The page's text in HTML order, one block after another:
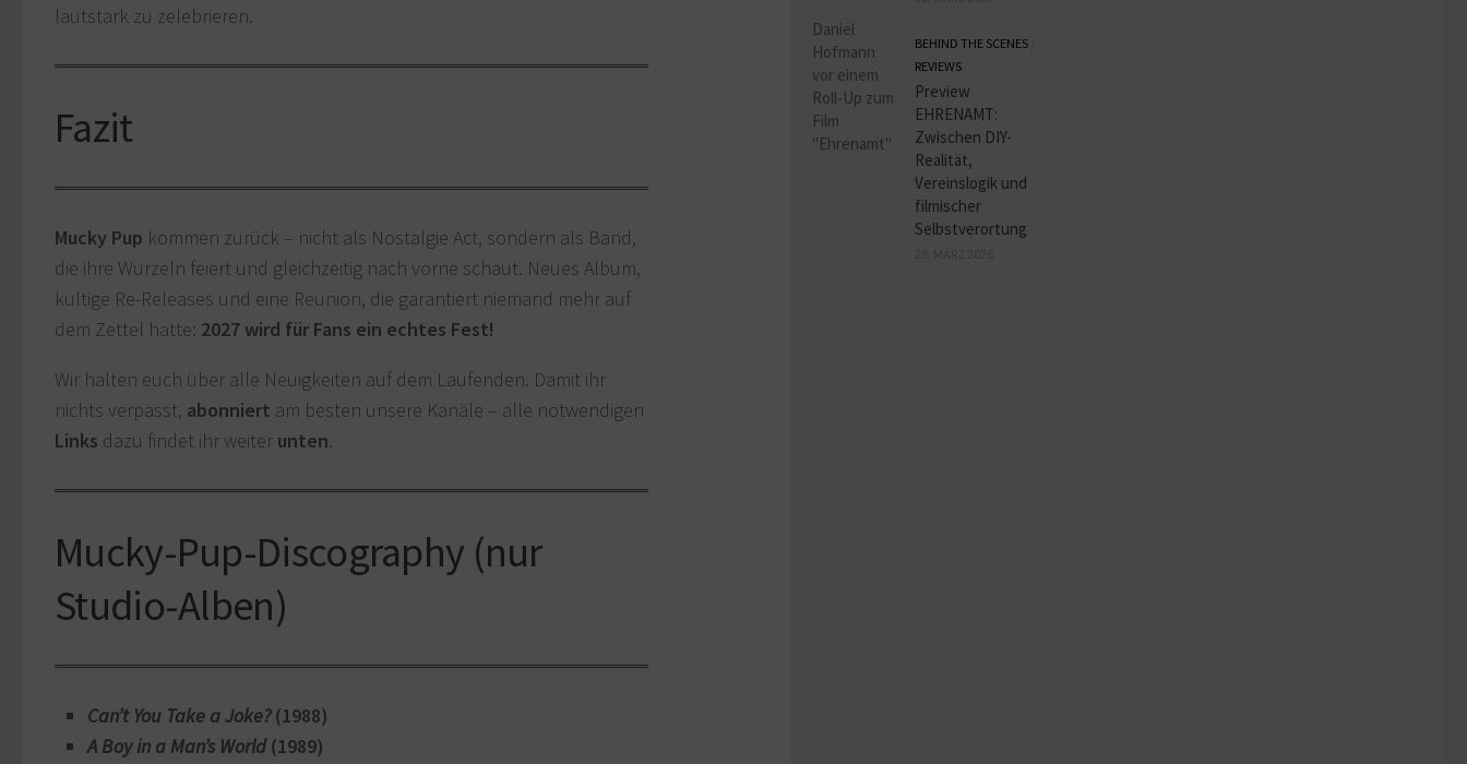
lautstark zu zelebrieren.
Fazit
Mucky Pup kommen zurück – nicht als Nostalgie Act, sondern als Band,
die ihre Wurzeln feiert und gleichzeitig nach vorne schaut. Neues Album,
kultige Re-Releases und eine Reunion, die garantiert niemand mehr auf
dem Zettel hatte: 2027 wird für Fans ein echtes Fest!
Wir halten euch über alle Neuigkeiten auf dem Laufenden. Damit ihr
nichts verpasst, abonniert am besten unsere Kanäle – alle notwendigen
Links dazu findet ihr weiter unten.
Mucky-Pup-Discography (nur
Studio-Alben)
Can’t You Take a Joke?(1988)
A Boy in a Man’s World (1989)
BEHIND THE SCENES
REVIEWS
Preview
EHRENAMT:
Zwischen DIY-
Realität,
Vereinslogik und
filmischer
Selbstverortung